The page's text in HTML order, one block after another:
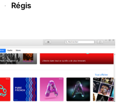
Régis